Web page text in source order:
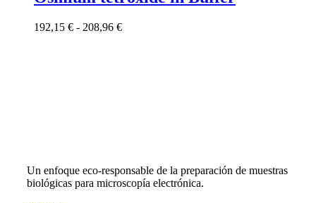
múltiples
192,15 € - 208,96 €Rango
Un enfoque eco-responsable de la preparación de muestras
biológicas para microscopía electrónica.